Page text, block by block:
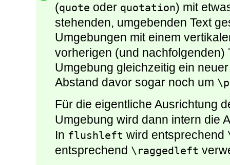
(quote oder quotation) mit
stehenden, umgebenden Text
Umgebungen mit einem
vorherigen (und nachfolgenden)
Umgebung gleichzeitig ein
Abstand davor sogar noch um
Für die eigentliche Ausrichtung
Umgebung wird dann intern die
In flushleft wird entsprechend
entsprechend \raggedleft